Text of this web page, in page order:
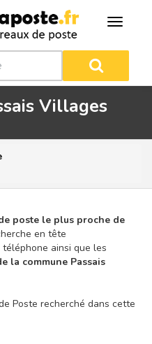
Villages
poste le plus proche de
en tête
ainsi que les
la commune Passais
Poste recherché dans cette